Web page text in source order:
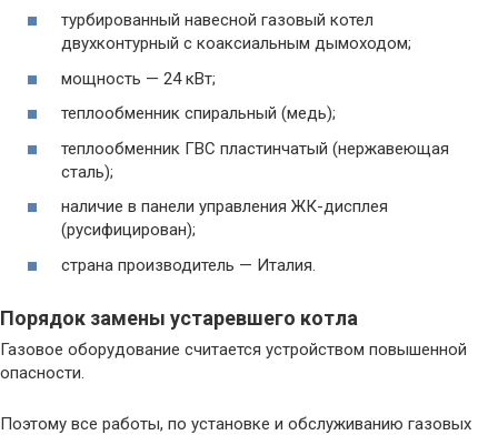
турбированный навесной газовый котел
двухконтурный с коаксиальным дымоходом;
мощность — 24 кВт;
теплообменник спиральный (медь);
теплообменник ГВС пластинчатый (нержавеющая
сталь);
наличие в панели управления ЖК-дисплея
(русифицирован);
страна производитель — Италия.
Порядок замены устаревшего котла
Газовое оборудование считается устройством повышенной
опасности.
Поэтому все работы, по установке и обслуживанию газовых